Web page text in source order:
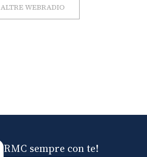
ALTRE WEBRADIO
RMC sempre con te!